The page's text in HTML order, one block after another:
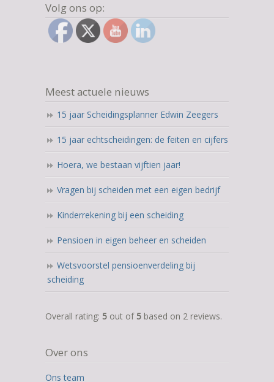
Volg ons op:
Meest actuele nieuws
15 jaar Scheidingsplanner Edwin Zeegers
15 jaar echtscheidingen: de feiten en cijfers
Hoera, we bestaan vijftien jaar!
Vragen bij scheiden met een eigen bedrijf
Kinderrekening bij een scheiding
Pensioen in eigen beheer en scheiden
Wetsvoorstel pensioenverdeling bij
scheiding
5,0
on
12.345
Overall rating: 5 out of 5 based on 2 reviews.
Over ons
Ons team